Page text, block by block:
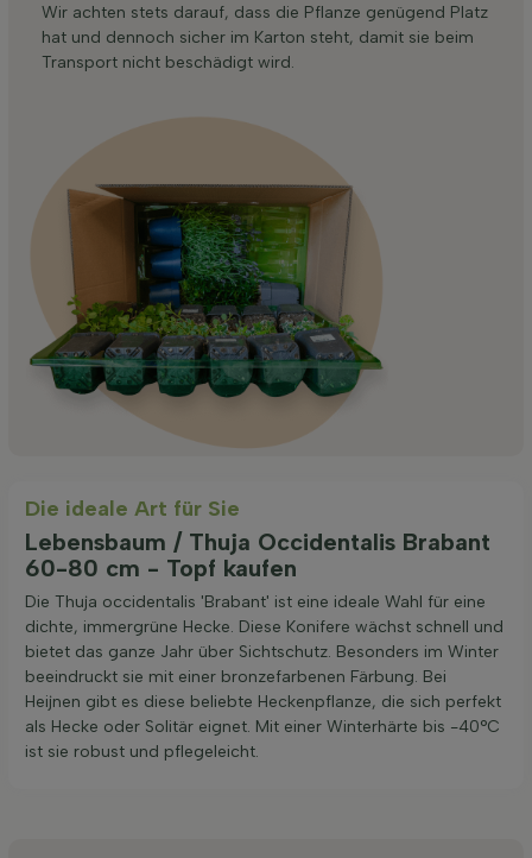
Wir achten stets darauf, dass die Pflanze genügend Platz
hat und dennoch sicher im Karton steht, damit sie beim
Transport nicht beschädigt wird.
Die ideale Art für Sie
Lebensbaum / Thuja Occidentalis Brabant
60-80 cm - Topf kaufen
Die Thuja occidentalis 'Brabant' ist eine ideale Wahl für eine
dichte, immergrüne Hecke. Diese Konifere wächst schnell und
bietet das ganze Jahr über Sichtschutz. Besonders im Winter
beeindruckt sie mit einer bronzefarbenen Färbung. Bei
Heijnen gibt es diese beliebte Heckenpflanze, die sich perfekt
als Hecke oder Solitär eignet. Mit einer Winterhärte bis -40°C
ist sie robust und pflegeleicht.